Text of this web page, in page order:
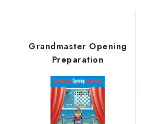
Grandmaster Opening
Preparation